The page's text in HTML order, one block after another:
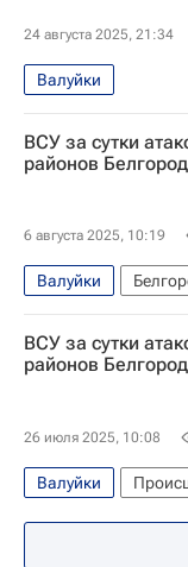
24 августа 2025, 21:34
Валуйки
Специальная
Происшествия
Вооруженные силы
ВСУ за сутки
районов
6 августа 2025, 10:19
Валуйки
Украина
Происшествия
ВСУ за сутки
районов
26 июля 2025, 10:08
Валуйки
Белгородская
Белгородский